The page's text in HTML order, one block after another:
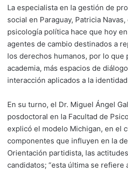
La especialista en la gestión de
social en Paraguay, Patricia
psicología política hace que hoy
agentes de cambio destinados a
los derechos humanos, por lo que
academia, más espacios de
interacción aplicados a la
En su turno, el Dr. Miguel Ángel
posdoctoral en la Facultad de
explicó el modelo Michigan, en el
componentes que influyen en la
Orientación partidista, las
candidatos; “esta última se refiere